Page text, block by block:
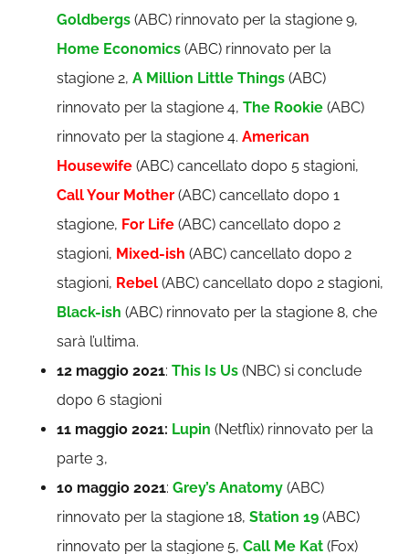
Goldbergs (ABC) rinnovato per la stagione 9,
Home Economics (ABC) rinnovato per la
stagione 2,A Million Little Things (ABC)
rinnovato per la stagione 4,The Rookie (ABC)
rinnovato per la stagione 4.American
Housewife (ABC) cancellato dopo 5 stagioni,
Call Your Mother (ABC) cancellato dopo 1
stagione, For Life (ABC) cancellato dopo 2
stagioni, Mixed-ish (ABC) cancellato dopo 2
stagioni, Rebel (ABC) cancellato dopo 2 stagioni,
Black-ish (ABC) rinnovato per la stagione 8, che
sarà l’ultima.
12 maggio 2021:This Is Us (NBC) si conclude
dopo 6 stagioni
11 maggio 2021: Lupin (Netflix) rinnovato per la
parte 3,
10 maggio 2021:Grey’s Anatomy (ABC)
rinnovato per la stagione 18,Station 19 (ABC)
rinnovato per la stagione 5,Call Me Kat (Fox)